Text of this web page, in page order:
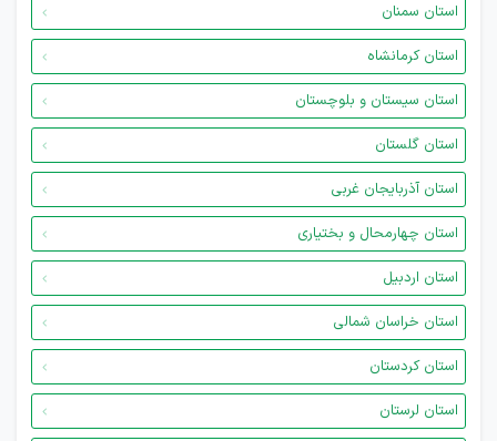
استان سمنان
استان کرمانشاه
استان سیستان و بلوچستان
استان گلستان
استان آذربایجان غربی
استان چهارمحال و بختیاری
استان اردبیل
استان خراسان شمالی
استان کردستان
استان لرستان